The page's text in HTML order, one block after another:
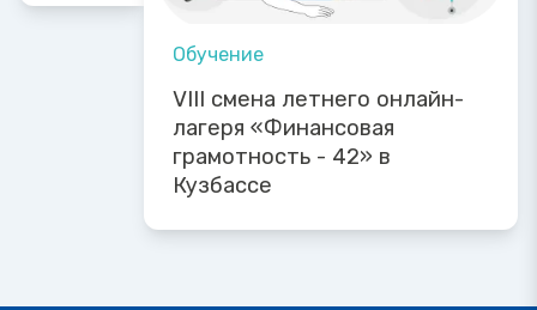
Обучение
VIII смена летнего онлайн-
лагеря «Финансовая
грамотность - 42» в
Кузбассе